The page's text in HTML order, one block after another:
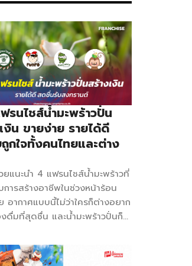
ะยะเวลาคืนทุน 3 เดือน จำนวนสาขา
กว่า 39 สาขา กลยุทธ์ธุรกิจ -ตัวเฟ
รายส์นำเข้ามาจากสหรัฐอเมริกา ได้รส
เป็นมันฝรั่งแบบเต็ม ๆ -ชีสนำเข้าจาก
ลนด์ มีความเป็นธรรมชาติที่มาจาก
แท้ ๆ -ใช้ผงเขย่าซิกเนเจอร์ของ
นด์ เข้มข้นแต่ไม่เลี่ยน Set XS 28,000
ผงเขย่า 16 รสชาติ ผ้ากันเปื้อนและเสื้อ
นด์ 1 ชุด อุปกรณ์อื่น ๆ อีกกว่า […]
รนไชส์น้ำมะพร้าวปั่น
งิน ขายง่าย รายได้ดี
กใจทั้งคนไทยและต่าง
ยแนะนำ 4 แฟรนไชส์น้ำมะพร้าวที่
การสร้างอาชีพในช่วงหน้าร้อน
อากาศแบบนี้ไม่ว่าใครก็ต่างอยาก
งดื่มที่สุดชื่น และน้ำมะพร้าวปั่นก็
ป็นโอกาสที่ลูกค้าจะเยอะเป็นพิเศษ
นไชส์น้ำมะพร้าวอะไรบ้างไปดู!